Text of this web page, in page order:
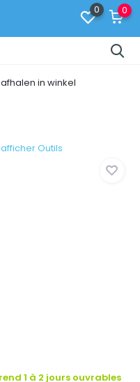
0 0
in winkel
Outils
1 à 2 jours ouvrables